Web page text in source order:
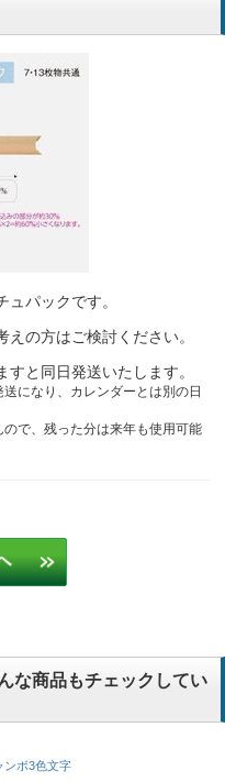
パックです。
の方はご検討ください。
と同日発送いたします。
になり、カレンダーとは別の日
で、残った分は来年も使用可能
な商品もチェックしてい
ンボ3色文字